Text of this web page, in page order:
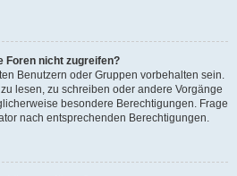
Foren nicht zugreifen?
Benutzern oder Gruppen vorbehalten sein.
lesen, zu schreiben oder andere Vorgänge
besondere Berechtigungen. Frage
nach entsprechenden Berechtigungen.